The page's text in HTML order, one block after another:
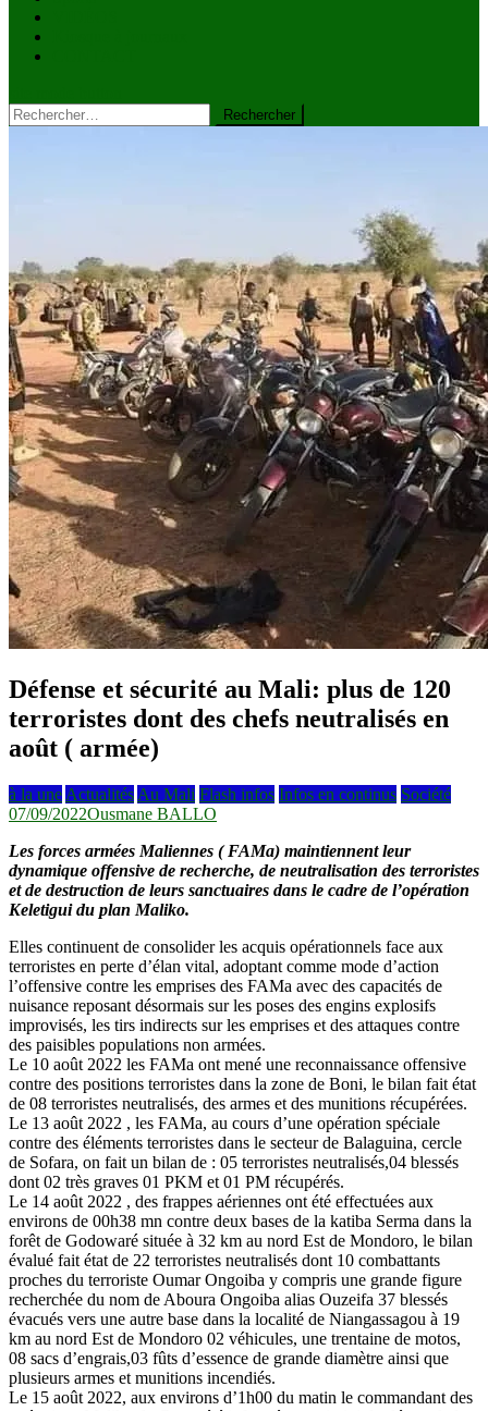
Rechercher :
Défense et sécurité au Mali: plus de 120
terroristes dont des chefs neutralisés en
août ( armée)
à la une Actualités Au Mali Flash infos Infos en continus Société
07/09/2022Ousmane BALLO
Les forces armées Maliennes ( FAMa) maintiennent leur
dynamique offensive de recherche, de neutralisation des terroristes
et de destruction de leurs sanctuaires dans le cadre de l’opération
Keletigui du plan Maliko.
Elles continuent de consolider les acquis opérationnels face aux
terroristes en perte d’élan vital, adoptant comme mode d’action
l’offensive contre les emprises des FAMa avec des capacités de
nuisance reposant désormais sur les poses des engins explosifs
improvisés, les tirs indirects sur les emprises et des attaques contre
des paisibles populations non armées.
Le 10 août 2022 les FAMa ont mené une reconnaissance offensive
contre des positions terroristes dans la zone de Boni, le bilan fait état
de 08 terroristes neutralisés, des armes et des munitions récupérées.
Le 13 août 2022 , les FAMa, au cours d’une opération spéciale
contre des éléments terroristes dans le secteur de Balaguina, cercle
de Sofara, on fait un bilan de : 05 terroristes neutralisés,04 blessés
dont 02 très graves 01 PKM et 01 PM récupérés.
Le 14 août 2022 , des frappes aériennes ont été effectuées aux
environs de 00h38 mn contre deux bases de la katiba Serma dans la
forêt de Godowaré située à 32 km au nord Est de Mondoro, le bilan
évalué fait état de 22 terroristes neutralisés dont 10 combattants
proches du terroriste Oumar Ongoiba y compris une grande figure
recherchée du nom de Aboura Ongoiba alias Ouzeifa 37 blessés
évacués vers une autre base dans la localité de Niangassagou à 19
km au nord Est de Mondoro 02 véhicules, une trentaine de motos,
08 sacs d’engrais,03 fûts d’essence de grande diamètre ainsi que
plusieurs armes et munitions incendiés.
Le 15 août 2022, aux environs d’1h00 du matin le commandant des